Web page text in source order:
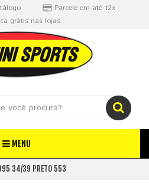
Parcele em até 12x
grátis nas lojas
MENU
34/39 PRETO 553